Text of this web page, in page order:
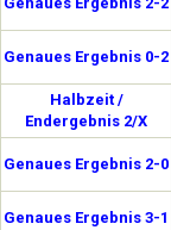
Genaues Ergebnis 0-2
Halbzeit /
Endergebnis 2/X
Genaues Ergebnis 2-0
Genaues Ergebnis 3-1